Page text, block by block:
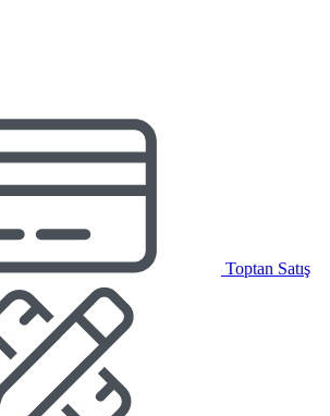
Toptan Satış